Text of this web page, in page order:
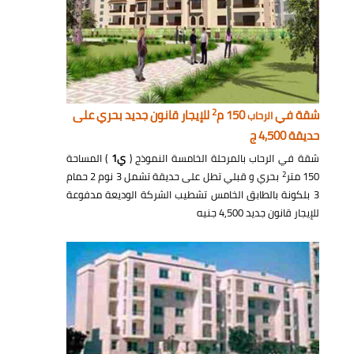
شقة فيالرحاب150 م 2للإيجار قانون جديد بحري على
حديقة 4,500 ج
شقة في الرحاب بالمرحلة الخامسة النموذج ( ي1 ) المساحة
150 متر
2
بحري و قبلي تطل على حديقة تشمل 3 نوم 2 حمام
3 بلكونة بالطابق الخامس تشطيب الشركة الوديعة مدفوعة
للإيجار قانون جديد 4,500 جنيه